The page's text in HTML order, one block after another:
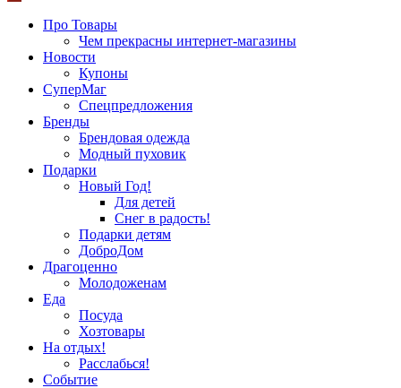
Про Товары
Чем прекрасны интернет-магазины
Новости
Купоны
СуперМаг
Спецпредложения
Бренды
Брендовая одежда
Модный пуховик
Подарки
Новый Год!
Для детей
Снег в радость!
Подарки детям
ДоброДом
Драгоценно
Молодоженам
Еда
Посуда
Хозтовары
На отдых!
Расслабься!
Событие